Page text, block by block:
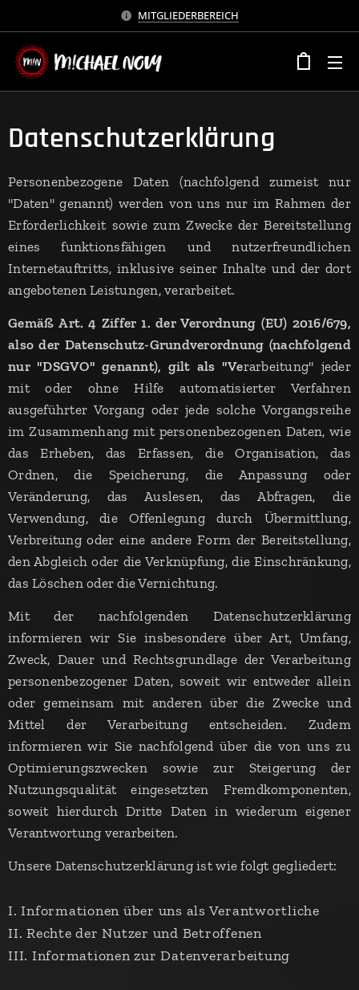
MITGLIEDERBEREICH
Datenschutzerklärung
Personenbezogene Daten (nachfolgend zumeist nur
"Daten" genannt) werden von uns nur im Rahmen der
Erforderlichkeit sowie zum Zwecke der Bereitstellung
eines funktionsfähigen und nutzerfreundlichen
Internetauftritts, inklusive seiner Inhalte und der dort
angebotenen Leistungen, verarbeitet.
Gemäß Art. 4 Ziffer 1. der Verordnung (EU) 2016/679,
also der Datenschutz-Grundverordnung (nachfolgend
nur "DSGVO" genannt), gilt als "Verarbeitung" jeder
mit oder ohne Hilfe automatisierter Verfahren
ausgeführter Vorgang oder jede solche Vorgangsreihe
im Zusammenhang mit personenbezogenen Daten, wie
das Erheben, das Erfassen, die Organisation, das
Ordnen, die Speicherung, die Anpassung oder
Veränderung, das Auslesen, das Abfragen, die
Verwendung, die Offenlegung durch Übermittlung,
Verbreitung oder eine andere Form der Bereitstellung,
den Abgleich oder die Verknüpfung, die Einschränkung,
das Löschen oder die Vernichtung.
Mit der nachfolgenden Datenschutzerklärung
informieren wir Sie insbesondere über Art, Umfang,
Zweck, Dauer und Rechtsgrundlage der Verarbeitung
personenbezogener Daten, soweit wir entweder allein
oder gemeinsam mit anderen über die Zwecke und
Mittel der Verarbeitung entscheiden. Zudem
informieren wir Sie nachfolgend über die von uns zu
Optimierungszwecken sowie zur Steigerung der
Nutzungsqualität eingesetzten Fremdkomponenten,
soweit hierdurch Dritte Daten in wiederum eigener
Verantwortung verarbeiten.
Unsere Datenschutzerklärung ist wie folgt gegliedert:
I. Informationen über uns als Verantwortliche
II. Rechte der Nutzer und Betroffenen
III. Informationen zur Datenverarbeitung